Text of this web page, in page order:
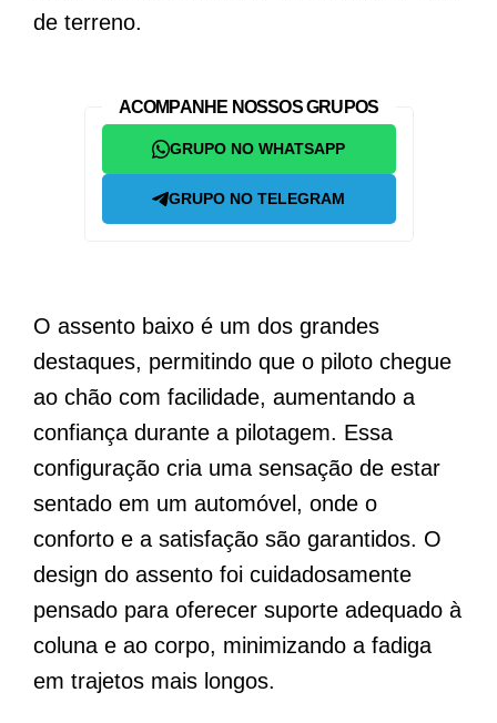
de terreno.
ACOMPANHE NOSSOS GRUPOS
GRUPO NO WHATSAPP
GRUPO NO TELEGRAM
O assento baixo é um dos grandes
destaques, permitindo que o piloto chegue
ao chão com facilidade, aumentando a
confiança durante a pilotagem. Essa
configuração cria uma sensação de estar
sentado em um automóvel, onde o
conforto e a satisfação são garantidos. O
design do assento foi cuidadosamente
pensado para oferecer suporte adequado à
coluna e ao corpo, minimizando a fadiga
em trajetos mais longos.